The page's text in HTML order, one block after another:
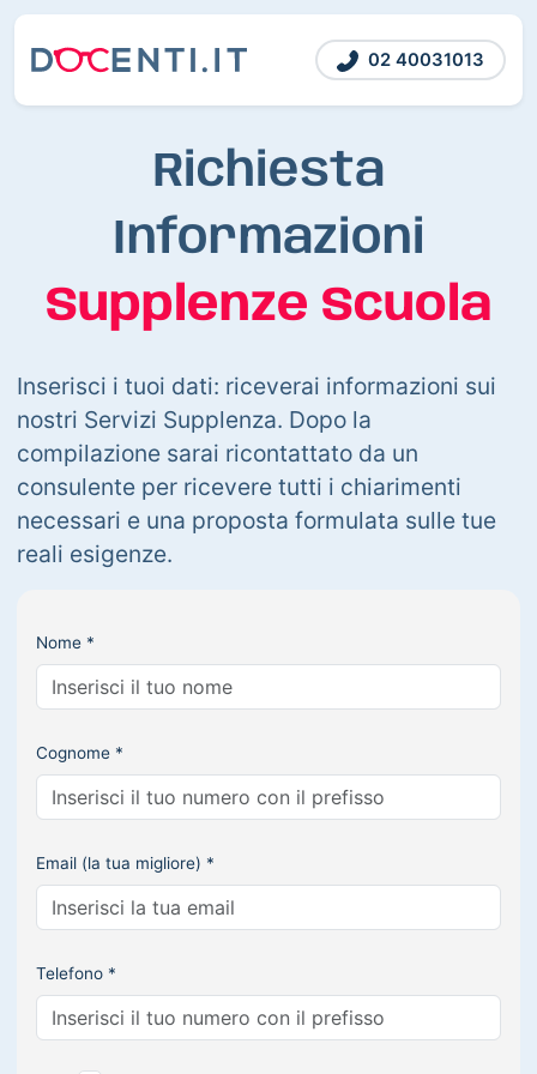
02 40031013
Richiesta
Informazioni
Supplenze Scuola
Inserisci i tuoi dati: riceverai informazioni sui
nostri Servizi Supplenza. Dopo la
compilazione sarai ricontattato da un
consulente per ricevere tutti i chiarimenti
necessari e una proposta formulata sulle tue
reali esigenze.
Nome *
Cognome *
Email (la tua migliore) *
Telefono *